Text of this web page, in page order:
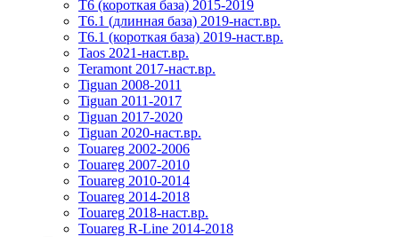
Т6 (короткая база) 2015-2019
T6.1 (длинная база) 2019-наст.вр.
T6.1 (короткая база) 2019-наст.вр.
Taos 2021-наст.вр.
Teramont 2017-наст.вр.
Tiguan 2008-2011
Tiguan 2011-2017
Tiguan 2017-2020
Tiguan 2020-наст.вр.
Touareg 2002-2006
Touareg 2007-2010
Touareg 2010-2014
Touareg 2014-2018
Touareg 2018-наст.вр.
Touareg R-Line 2014-2018